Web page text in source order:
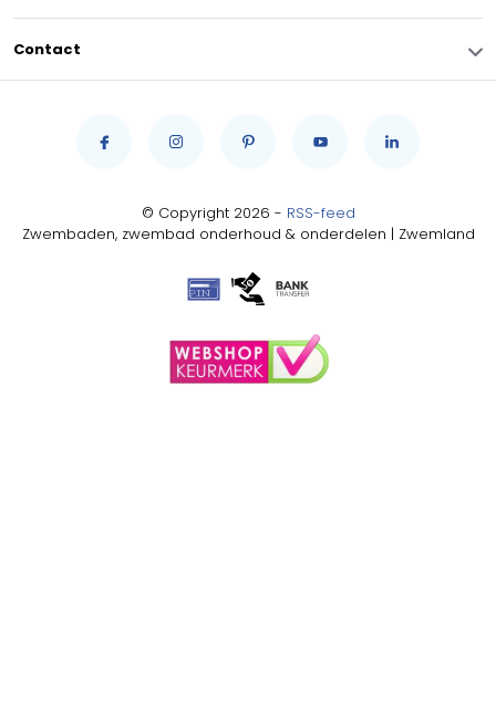
Contact
© Copyright 2026 - RSS-feed
Zwembaden, zwembad onderhoud & onderdelen | Zwemland